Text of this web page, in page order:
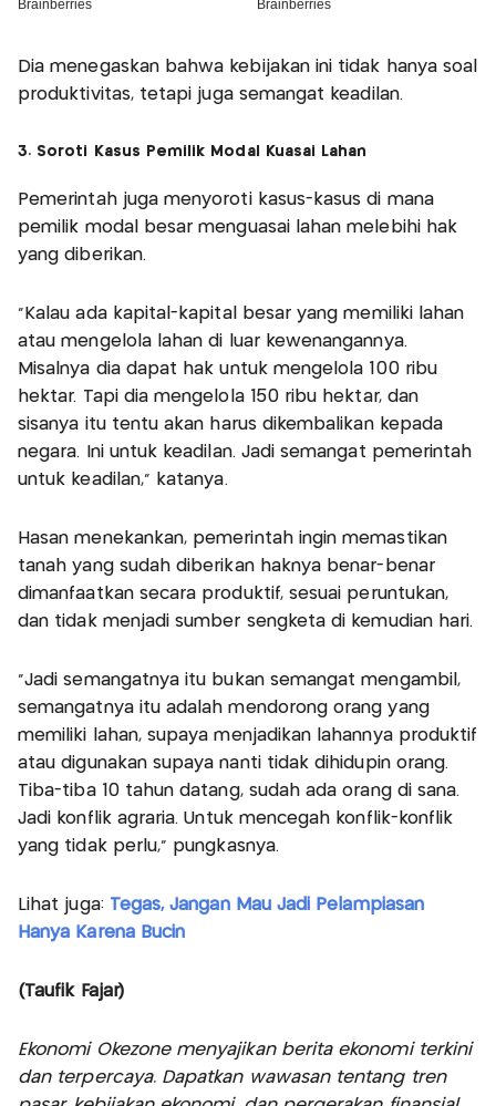
Dia menegaskan bahwa kebijakan ini tidak hanya soal
produktivitas, tetapi juga semangat keadilan.
3. Soroti Kasus Pemilik Modal Kuasai Lahan
Pemerintah juga menyoroti kasus-kasus di mana
pemilik modal besar menguasai lahan melebihi hak
yang diberikan.
"Kalau ada kapital-kapital besar yang memiliki lahan
atau mengelola lahan di luar kewenangannya.
Misalnya dia dapat hak untuk mengelola 100 ribu
hektar. Tapi dia mengelola 150 ribu hektar, dan
sisanya itu tentu akan harus dikembalikan kepada
negara. Ini untuk keadilan. Jadi semangat pemerintah
untuk keadilan," katanya.
Hasan menekankan, pemerintah ingin memastikan
tanah yang sudah diberikan haknya benar-benar
dimanfaatkan secara produktif, sesuai peruntukan,
dan tidak menjadi sumber sengketa di kemudian hari.
"Jadi semangatnya itu bukan semangat mengambil,
semangatnya itu adalah mendorong orang yang
memiliki lahan, supaya menjadikan lahannya produktif
atau digunakan supaya nanti tidak dihidupin orang.
Tiba-tiba 10 tahun datang, sudah ada orang di sana.
Jadi konflik agraria. Untuk mencegah konflik-konflik
yang tidak perlu," pungkasnya.
Lihat juga: Tegas, Jangan Mau Jadi Pelampiasan
Hanya Karena Bucin
(Taufik Fajar)
Ekonomi Okezone menyajikan berita ekonomi terkini
dan terpercaya. Dapatkan wawasan tentang tren